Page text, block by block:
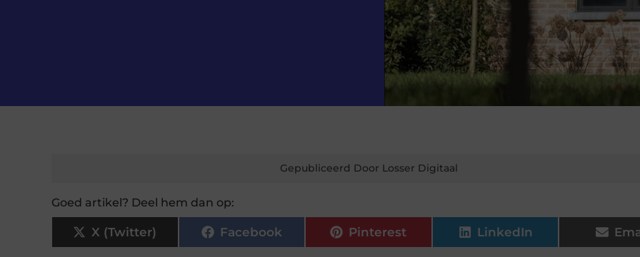
Gepubliceerd Door Losser Digitaal
Goed artikel? Deel hem dan op:
X (Twitter) Facebook Pinterest LinkedIn